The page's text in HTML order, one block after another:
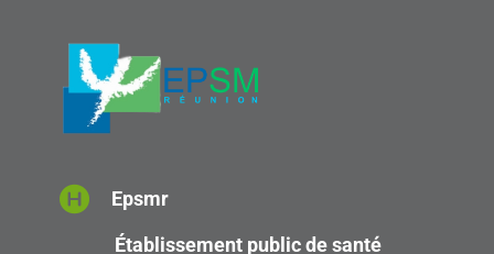
Epsmr
Établissement public de santé